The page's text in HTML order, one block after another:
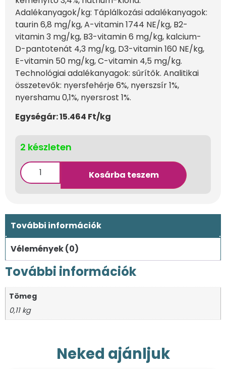
Adalékanyagok/kg: Táplálkozási adalékanyagok:
taurin 6,8 mg/kg, A-vitamin 1744 NE/kg, B2-
vitamin 3 mg/kg, B3-vitamin 6 mg/kg, kalcium-
D-pantotenát 4,3 mg/kg, D3-vitamin 160 NE/kg,
E-vitamin 50 mg/kg, C-vitamin 4,5 mg/kg.
Technológiai adalékanyagok: sűrítők. Analitikai
összetevők: nyersfehérje 6%, nyerszsír 1%,
nyershamu 0,1%, nyersrost 1%.
Egységár: 15.464 Ft/kg
2 készleten
Kosárba teszem
További információk
Vélemények (0)
További információk
Tömeg
0,11 kg
Neked ajánljuk